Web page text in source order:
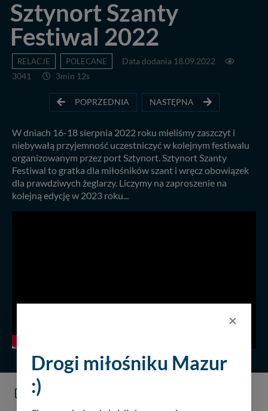
Sztynort Szanty
Festiwal 2022
RELACJE POLECANE
Data dodania 18.09.2022
3041
3min 12s
POPRZEDNIA NASTĘPNA
W dniach 16-18 sierpnia 2022 roku mieliśmy zaszczyt i
niebywałą przyjemność uczestniczyć w kolejnym festiwalu
organizowanym przez port Sztynort. Sztynort Szanty
Festiwal to gratka dla miłośników szant i wręcz obowiązek
dla prawdziwych żeglarzy. Liczymy na zaproszenie na
kolejną edycję w 2023 roku...
KOMENTARZE
×
Drogi miłośniku Mazur
:)